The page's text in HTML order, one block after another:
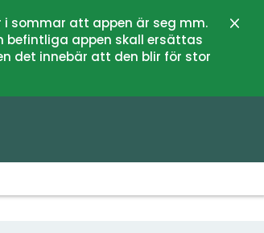
sommar att appen är seg mm.
befintliga appen skall ersättas
det innebär att den blir för stor